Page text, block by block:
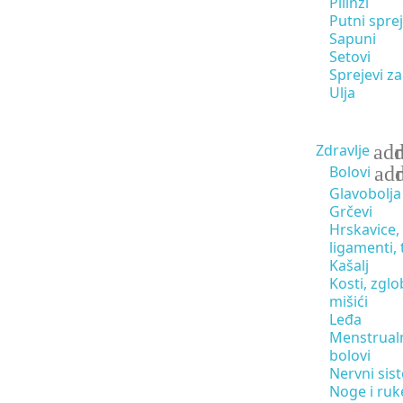
Putni
Sapuni
Setovi
Sprejevi
Ulja
Zdravlje
Bolovi
Glavobolja
Grčevi
Hrskavice,
ligamenti,
Kašalj
Kosti,
mišići
Leđa
bolovi
Nervni
Noge i